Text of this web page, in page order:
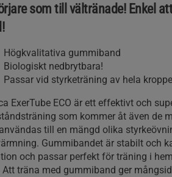
som till vältränade! Enkel
Högkvalitativa gummiband
Biologiskt nedbrytbara!
Passar vid styrketräning av hela
ExerTube ECO är ett effektivt och
som kommer åt även de
till en mängd olika
Gummibandet är stabilt och
och passar perfekt för träning i
Att träna med gummiband ger